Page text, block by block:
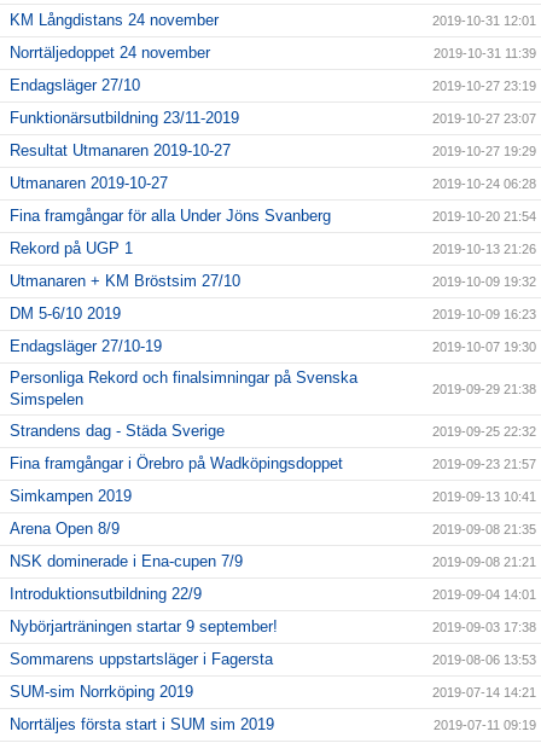
KM Långdistans 24 november 2019-10-31 12:01
Norrtäljedoppet 24 november 2019-10-31 11:39
Endagsläger 27/10 2019-10-27 23:19
Funktionärsutbildning 23/11-2019 2019-10-27 23:07
Resultat Utmanaren 2019-10-27 2019-10-27 19:29
Utmanaren 2019-10-27 2019-10-24 06:28
Fina framgångar för alla Under Jöns Svanberg 2019-10-20 21:54
Rekord på UGP 1 2019-10-13 21:26
Utmanaren + KM Bröstsim 27/10 2019-10-09 19:32
DM 5-6/10 2019 2019-10-09 16:23
Endagsläger 27/10-19 2019-10-07 19:30
Personliga Rekord och finalsimningar på Svenska
Simspelen
2019-09-29 21:38
Strandens dag - Städa Sverige 2019-09-25 22:32
Fina framgångar i Örebro på Wadköpingsdoppet 2019-09-23 21:57
Simkampen 2019 2019-09-13 10:41
Arena Open 8/9 2019-09-08 21:35
NSK dominerade i Ena-cupen 7/9 2019-09-08 21:21
Introduktionsutbildning 22/9 2019-09-04 14:01
Nybörjarträningen startar 9 september! 2019-09-03 17:38
Sommarens uppstartsläger i Fagersta 2019-08-06 13:53
SUM-sim Norrköping 2019 2019-07-14 14:21
Norrtäljes första start i SUM sim 2019 2019-07-11 09:19